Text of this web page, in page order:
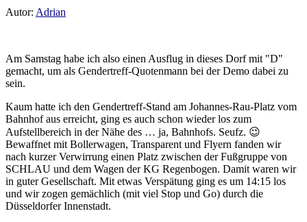
Autor: Adrian
Am Samstag habe ich also einen Ausflug in dieses Dorf mit "D"
gemacht, um als Gendertreff-Quotenmann bei der Demo dabei zu
sein.
Kaum hatte ich den Gendertreff-Stand am Johannes-Rau-Platz vom
Bahnhof aus erreicht, ging es auch schon wieder los zum
Aufstellbereich in der Nähe des … ja, Bahnhofs. Seufz. 😉
Bewaffnet mit Bollerwagen, Transparent und Flyern fanden wir
nach kurzer Verwirrung einen Platz zwischen der Fußgruppe von
SCHLAU und dem Wagen der KG Regenbogen. Damit waren wir
in guter Gesellschaft. Mit etwas Verspätung ging es um 14:15 los
und wir zogen gemächlich (mit viel Stop und Go) durch die
Düsseldorfer Innenstadt.